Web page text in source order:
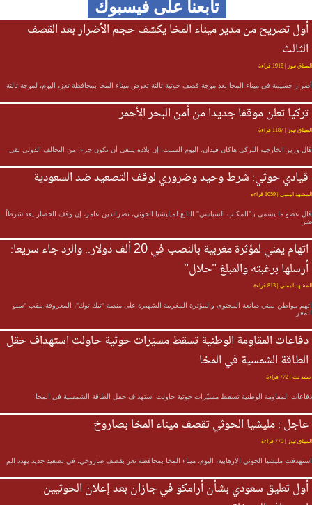
تابعنا على فيسبوك
أول تصريح من مدير ميناء المخا يكشف حجم الأضرار بعد القصف
الثالث
الميثاق نيوز
أضرار جسيمة في ميناء المخا بعد موجة قصف حوثية ثالثة تعرض ميناء المخا بمحافظة تعز، اليوم، لموجة ثالثة
تركيا تعلن موقفا جديدا من أمن البحر الأحمر
الميثاق نيوز
قال وزير الخارجية التركي هاكان فيدان، اليوم السبت، إن بلاده ينبغي أن تكون جزءا من التحالف الدولي بقي
قيادي حوثي: شرط وحيد وضروري لوقف التصعيد ضد السعودية
المشهد اليمني
قال عضو ما يسمى بـ"المكتب السياسي" التابع لميليشيا الحوثي، نصرالدين عامر، إن وقف الحصار يعد شرطاً
ضر
اتهام يمني لمؤثرة مغربية بالنصب في 20 ألف دولار.. والرد جاء سريعا:
أرسلها برغبته والمبلغ "حلال"
المشهد اليمني
اتهم مواطن يمني صانعة المحتوى والمؤثرة المغربية الشهيرة على منصة "تيك توك"، المعروفة بلقب "سنو
المغر
دفاعات المقاومة الوطنية تسقط مسيّرات حوثية حاولت استهداف حقل
الطاقة الشمسية في المخا
حشد نت
دفاعات المقاومة الوطنية تسقط مسيّرات حوثية حاولت استهداف حقل الطاقة الشمسية في المخا
عاجل : مليشيا الحوثي تقصف ميناء المخا بصاروخ
الميثاق نيوز
استهدفت مليشيا الحوثي الارهابية، اليوم، ميناء المخا بمحافظة تعز بقصف صاروخي، في تصعيد جديد يهدد الم
أول تعليق سعودي بشأن أرامكو في جازان بعد إعلان الحوثيين